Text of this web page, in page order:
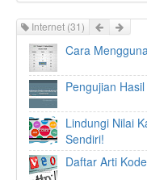
Internet (31) Prev
Cara
Pengujian
Lindungi Nilai
Sendiri!
Daftar Arti